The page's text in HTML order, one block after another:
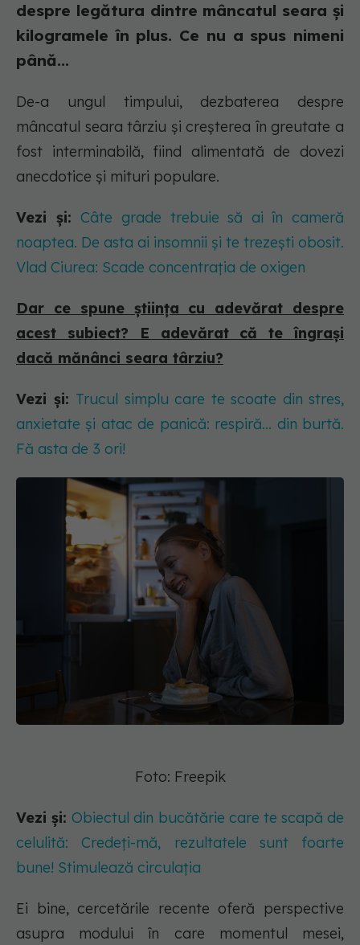
despre legătura dintre mâncatul seara și
kilogramele în plus. Ce nu a spus nimeni
până...
De-a ungul timpului, dezbaterea despre
mâncatul seara târziu și creșterea în greutate a
fost interminabilă, fiind alimentată de dovezi
anecdotice și mituri populare.
Vezi și:Câte grade trebuie să ai în cameră
noaptea. De asta ai insomnii și te trezești obosit.
Vlad Ciurea: Scade concentrația de oxigen
Dar ce spune știința cu adevărat despre
acest subiect? E adevărat că te îngrași
dacă mănânci seara târziu?
Vezi și: Trucul simplu care te scoate din stres,
anxietate și atac de panică: respiră... din burtă.
Fă asta de 3 ori!
Foto: Freepik
Vezi și:Obiectul din bucătărie care te scapă de
celulită: Credeți-mă, rezultatele sunt foarte
bune! Stimulează circulația
Ei bine, cercetările recente oferă perspective
asupra modului în care momentul mesei,